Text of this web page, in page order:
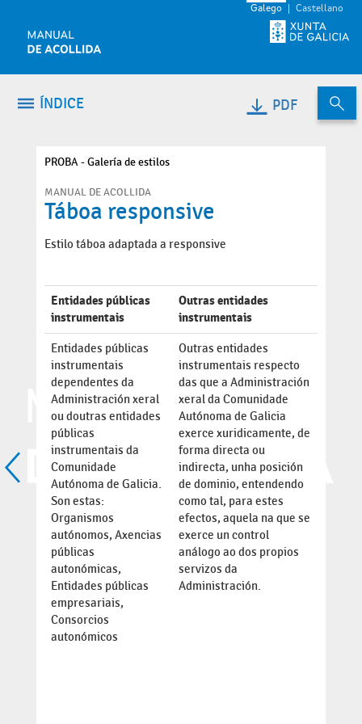
Galego Castellano
ÍNDICE PDF
PROBA - Galería de estilos
MANUAL DE ACOLLIDA
Táboa responsive
Estilo táboa adaptada a responsive
Entidades públicas
instrumentais
Outras entidades
instrumentais
Entidades públicas
instrumentais
dependentes da
Administración xeral
ou doutras entidades
públicas
instrumentais da
Comunidade
Autónoma de Galicia.
Son estas:
Organismos
autónomos, Axencias
públicas
autonómicas,
Entidades públicas
empresariais,
Consorcios
autonómicos
Outras entidades
instrumentais respecto
das que a Administración
xeral da Comunidade
Autónoma de Galicia
exerce xuridicamente, de
forma directa ou
indirecta, unha posición
de dominio, entendendo
como tal, para estes
efectos, aquela na que se
exerce un control
análogo ao dos propios
servizos da
Administración.